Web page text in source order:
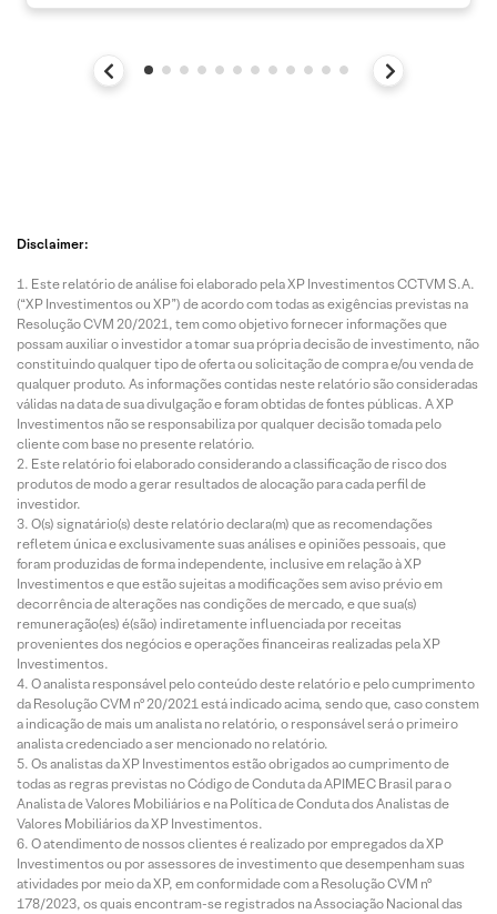
Disclaimer:
Este relatório de análise foi elaborado pela XP Investimentos CCTVM S.A.
(“XP Investimentos ou XP”) de acordo com todas as exigências previstas na
Resolução CVM 20/2021, tem como objetivo fornecer informações que
possam auxiliar o investidor a tomar sua própria decisão de investimento, não
constituindo qualquer tipo de oferta ou solicitação de compra e/ou venda de
qualquer produto. As informações contidas neste relatório são consideradas
válidas na data de sua divulgação e foram obtidas de fontes públicas. A XP
Investimentos não se responsabiliza por qualquer decisão tomada pelo
cliente com base no presente relatório.
Este relatório foi elaborado considerando a classificação de risco dos
produtos de modo a gerar resultados de alocação para cada perfil de
investidor.
O(s) signatário(s) deste relatório declara(m) que as recomendações
refletem única e exclusivamente suas análises e opiniões pessoais, que
foram produzidas de forma independente, inclusive em relação à XP
Investimentos e que estão sujeitas a modificações sem aviso prévio em
decorrência de alterações nas condições de mercado, e que sua(s)
remuneração(es) é(são) indiretamente influenciada por receitas
provenientes dos negócios e operações financeiras realizadas pela XP
Investimentos.
O analista responsável pelo conteúdo deste relatório e pelo cumprimento
da Resolução CVM nº 20/2021 está indicado acima, sendo que, caso constem
a indicação de mais um analista no relatório, o responsável será o primeiro
analista credenciado a ser mencionado no relatório.
Os analistas da XP Investimentos estão obrigados ao cumprimento de
todas as regras previstas no Código de Conduta da APIMEC Brasil para o
Analista de Valores Mobiliários e na Política de Conduta dos Analistas de
Valores Mobiliários da XP Investimentos.
O atendimento de nossos clientes é realizado por empregados da XP
Investimentos ou por assessores de investimento que desempenham suas
atividades por meio da XP, em conformidade com a Resolução CVM nº
178/2023, os quais encontram-se registrados na Associação Nacional das